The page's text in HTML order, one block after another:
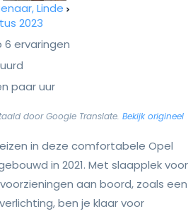
Linde
2023
ervaringen
paar uur
door Google Translate. Bekijk origineel
in deze comfortabele Opel
in 2021. Met slaapplek voor
aan boord, zoals een
ben je klaar voor